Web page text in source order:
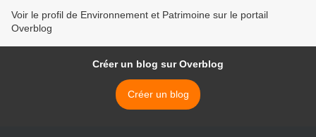
Voir le profil de Environnement et Patrimoine sur le portail
Overblog
Créer un blog sur Overblog
Créer un blog